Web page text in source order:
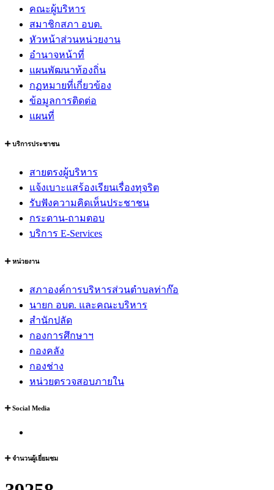
คณะผู้บริหาร
สมาชิกสภา อบต.
หัวหน้าส่วนหน่วยงาน
อำนาจหน้าที่
แผนพัฒนาท้องถิ่น
กฏหมายที่เกี่ยวข้อง
ข้อมูลการติดต่อ
แผนที่
บริการประชาชน
สายตรงผู้บริหาร
แจ้งเบาะแสร้องเรียนเรื่องทุจริต
รับฟังความคิดเห็นประชาชน
กระดาน-ถามตอบ
บริการ E-Services
หน่วยงาน
สภาองค์การบริหารส่วนตำบลท่าก๊อ
นายก อบต. และคณะบริหาร
สำนักปลัด
กองการศึกษาฯ
กองคลัง
กองช่าง
หน่วยตรวจสอบภายใน
Social Media
จำนวนผู้เยี่ยมชม